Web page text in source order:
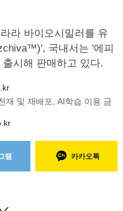
라 바이오시밀러를 유
국내서는 '에피
시해 판매하고 있다.
재 및 재배포, AI학습 이용 금
램 카카오톡